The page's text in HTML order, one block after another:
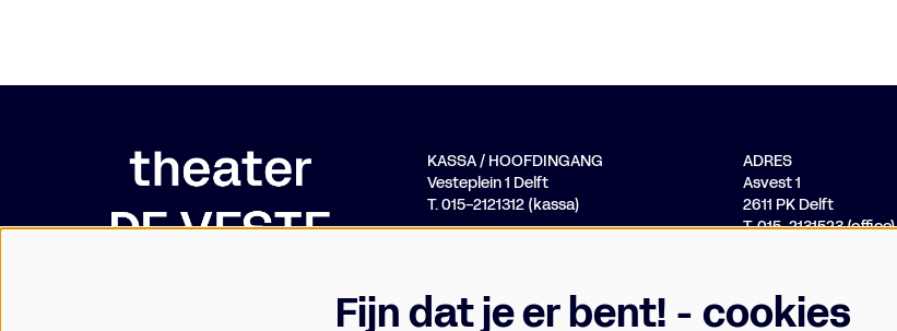
KASSA / HOOFDINGANG
Vesteplein 1 Delft
T. 015-2121312 (kassa)
ADRES
Asvest 1
2611 PK Delft
T. 015-2131523 (office)
Fijn dat je er bent! - cookies